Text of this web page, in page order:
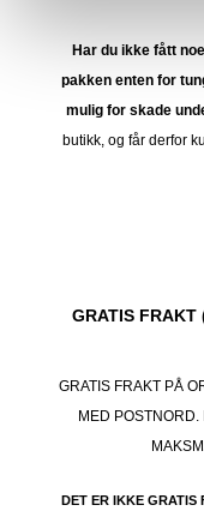
Har du ikke fått
pakken enten for
mulig for skade
butikk, og får derfor
GRATIS
GRATIS FRAKT PÅ
MED POSTNORD.
DET ER IKKE